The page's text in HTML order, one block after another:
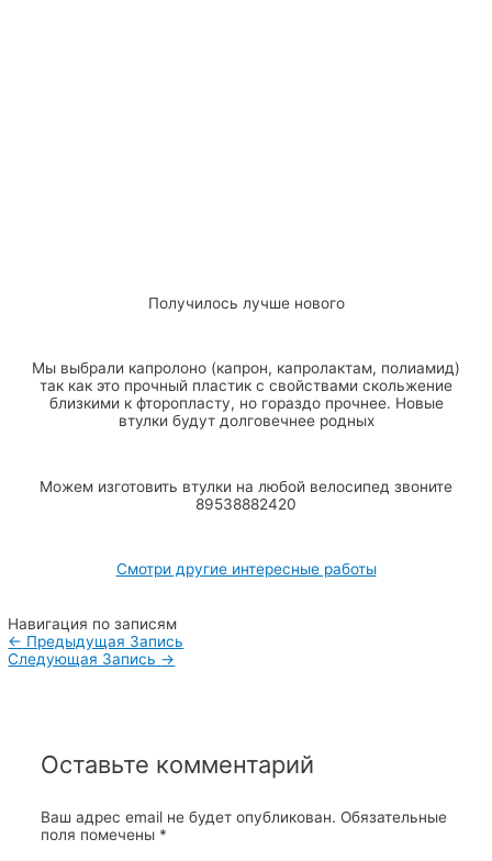
Получилось лучше нового
Мы выбрали капролоно (капрон, капролактам, полиамид)
так как это прочный пластик с свойствами скольжение
близкими к фторопласту, но гораздо прочнее. Новые
втулки будут долговечнее родных
Можем изготовить втулки на любой велосипед звоните
89538882420
Смотри другие интересные работы
Навигация по записям
← Предыдущая Запись
Следующая Запись →
Оставьте комментарий
Ваш адрес email не будет опубликован. Обязательные
поля помечены *